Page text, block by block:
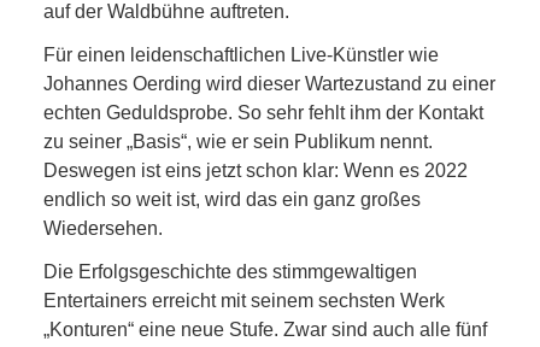
auf der Waldbühne auftreten.
Für einen leidenschaftlichen Live-Künstler wie
Johannes Oerding wird dieser Wartezustand zu einer
echten Geduldsprobe. So sehr fehlt ihm der Kontakt
zu seiner „Basis“, wie er sein Publikum nennt.
Deswegen ist eins jetzt schon klar: Wenn es 2022
endlich so weit ist, wird das ein ganz großes
Wiedersehen.
Die Erfolgsgeschichte des stimmgewaltigen
Entertainers erreicht mit seinem sechsten Werk
„Konturen“ eine neue Stufe. Zwar sind auch alle fünf